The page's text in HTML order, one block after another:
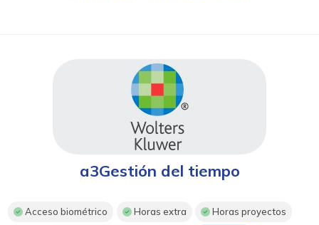
a3Gestión del tiempo
Acceso biométrico Horas extra Horas proyectos